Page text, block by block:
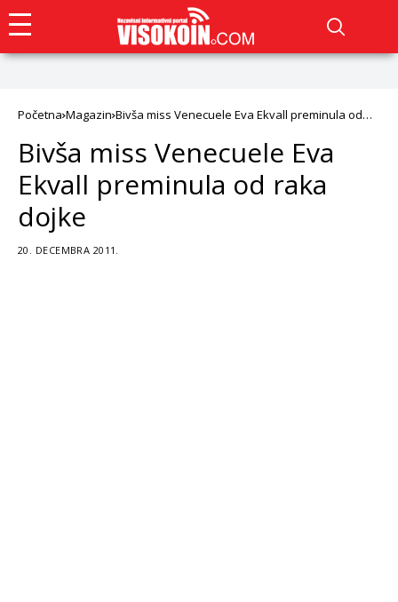
Početna Magazin Bivša miss Venecuele Eva Ekvall preminula od
Bivša miss Venecuele Eva
Ekvall preminula od raka
dojke
20. DECEMBRA 2011.